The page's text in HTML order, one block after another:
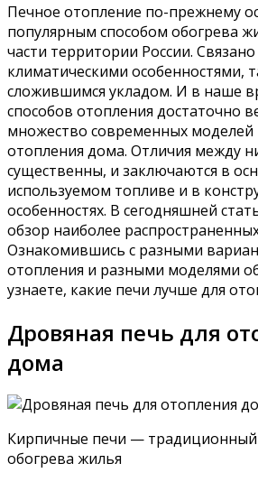
Печное отопление по-прежнему
популярным способом обогрева
части территории России. Связано
климатическими особенностями,
сложившимся укладом. И в наше
способов отопления достаточно
множество современных моделей
отопления дома. Отличия между
существенны, и заключаются в
используемом топливе и в
особенностях. В сегодняшней
обзор наиболее
Ознакомившись с разными
отопления и разными моделями
узнаете, какие печи лучше для
Дровяная печь для
дома
Кирпичные печи — традиционный
обогрева жилья